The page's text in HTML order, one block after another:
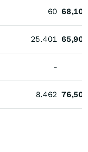
60 68,10
25.401 65,90
-
8.462 76,50